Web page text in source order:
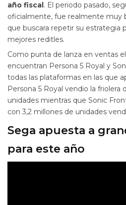
año fiscal. El periodo pasado,
oficialmente, fue realmente muy
que buscara repetir su estrategia
mejores reditles.
Como punta de lanza en ventas
encuentran Persona 5 Royal y
todas las plataformas en las que
Persona 5 Royal vendio la friolera
unidades mientras que Sonic
con 3,2 millones de unidades
Sega apuesta a
para este año